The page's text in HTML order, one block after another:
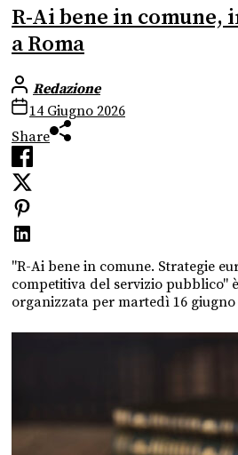
R-Ai bene in comune,
a Roma
Redazione
14 Giugno 2026
Share
"R-Ai bene in comune. Strategie
competitiva del servizio pubblico"
organizzata per martedì 16 giugno